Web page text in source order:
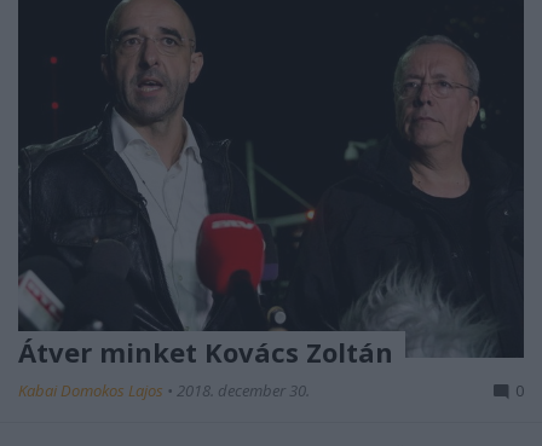
Átver minket Kovács Zoltán
Kabai Domokos Lajos • 2018. december 30. 0